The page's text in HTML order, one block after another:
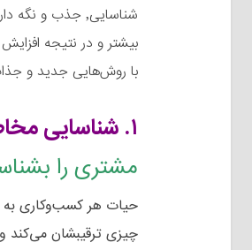
بیشتر و در نتیجه
با روش‌هایی جدید و جذاب برای
۱. شناسایی مخاطب هدف
مشتری را
حیات هر کسب‌و‌کاری به
چیزی ترقیبشان می‌کند